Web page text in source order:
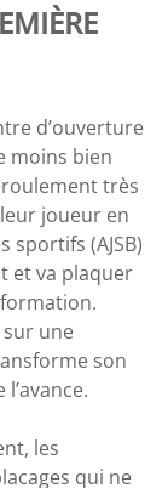
d’ouverture
moins bien
très
joueur en
sportifs (AJSB)
et va plaquer
une
son
les
qui ne